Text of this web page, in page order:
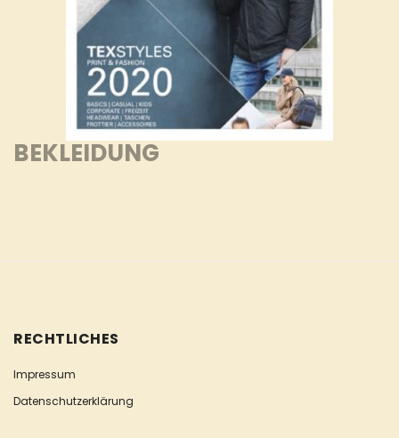
BEKLEIDUNG
RECHTLICHES
Impressum
Datenschutzerklärung